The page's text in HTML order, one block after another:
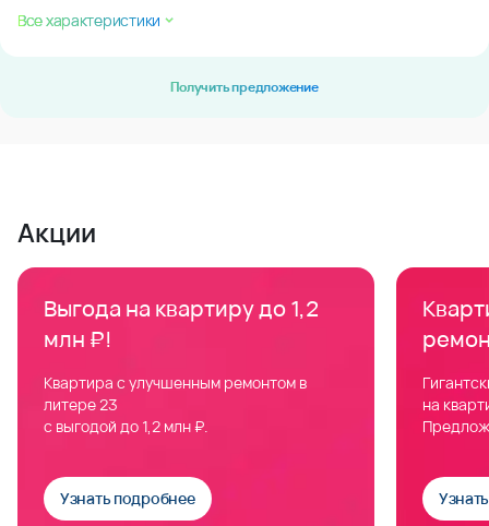
Все характеристики
Получить предложение
Акции
Выгода на квартиру до 1,2
млн ₽!
Квартира с улучшенным ремонтом в
литере 23
с выгодой до 1,2 млн ₽.
Узнать подробнее
на